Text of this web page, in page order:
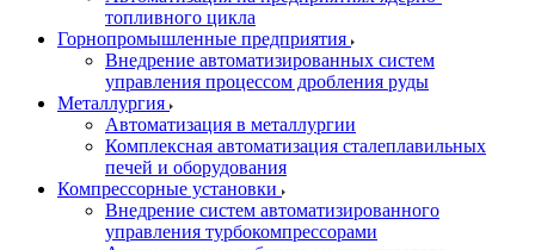
топливного цикла
Горнопромышленные предприятия
Внедрение автоматизированных систем
управления процессом дробления руды
Металлургия
Автоматизация в металлургии
Комплексная автоматизация сталеплавильных
печей и оборудования
Компрессорные установки
Внедрение систем автоматизированного
управления турбокомпрессорами